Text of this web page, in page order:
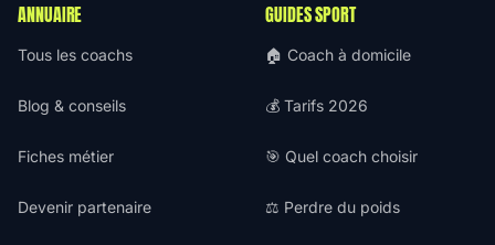
ANNUAIRE
Tous les coachs
Blog & conseils
Fiches métier
Devenir partenaire
GUIDES SPORT
🏠 Coach à domicile
💰 Tarifs 2026
🎯 Quel coach choisir
⚖️ Perdre du poids